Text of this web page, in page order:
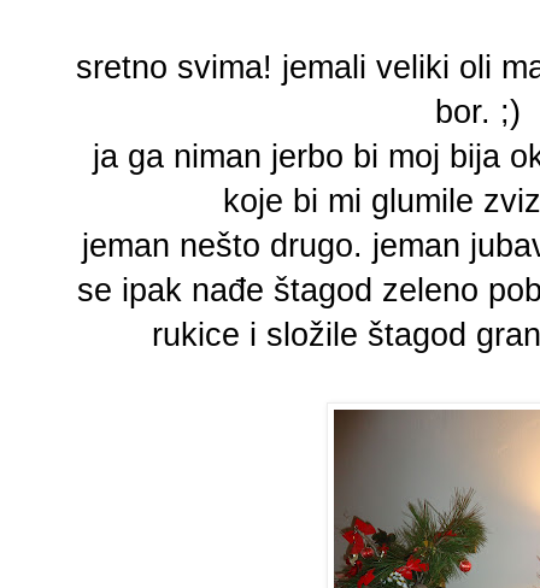
sretno svima! jemali veliki oli
bor. ;)
ja ga niman jerbo bi moj bija
koje bi mi glumile
jeman nešto drugo. jeman
se ipak nađe štagod zeleno
rukice i složile štagod